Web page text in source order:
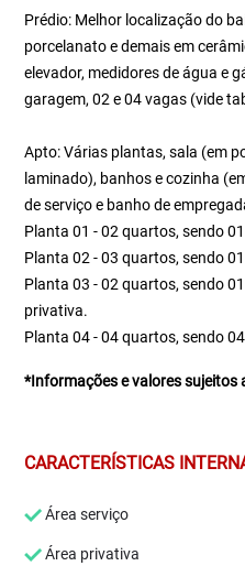
Prédio: Melhor localização do
porcelanato e demais em
elevador, medidores de água e
garagem, 02 e 04 vagas (vide
Apto: Várias plantas, sala (em
laminado), banhos e cozinha
de serviço e banho de
Planta 01 - 02 quartos, sendo
Planta 02 - 03 quartos, sendo
Planta 03 - 02 quartos, sendo
privativa.
Planta 04 - 04 quartos, sendo
*Informações e valores sujeitos
CARACTERÍSTICAS
Área serviço
Área privativa